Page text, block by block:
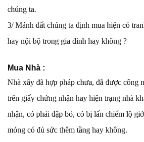
chúng ta.
3/ Mảnh đất chúng ta định mua hiện có
hay nội bộ trong gia đình hay không ?
Mua Nhà :
Nhà xây đã hợp pháp chưa, đã được công
trên giấy chứng nhận hay hiện trạng nhà
nhận, có phải đập bỏ, có bị lấn chiếm lộ
móng có đủ sức thêm tầng hay không.